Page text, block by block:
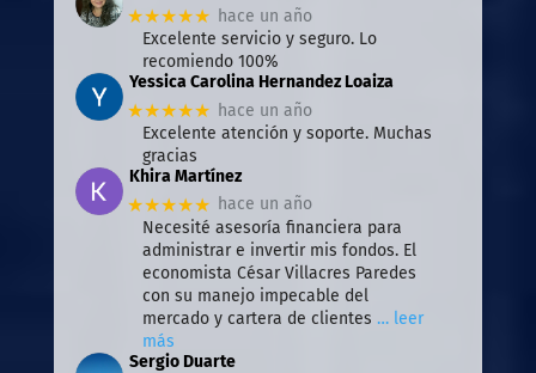
★★★★★ hace un año
Excelente servicio y seguro. Lo
recomiendo 100%
Yessica Carolina Hernandez Loaiza
★★★★★ hace un año
Excelente atención y soporte. Muchas
gracias
Khira Martínez
★★★★★ hace un año
Necesité asesoría financiera para
administrar e invertir mis fondos. El
economista César Villacres Paredes
con su manejo impecable del
mercado y cartera de clientes … leer
más
Sergio Duarte